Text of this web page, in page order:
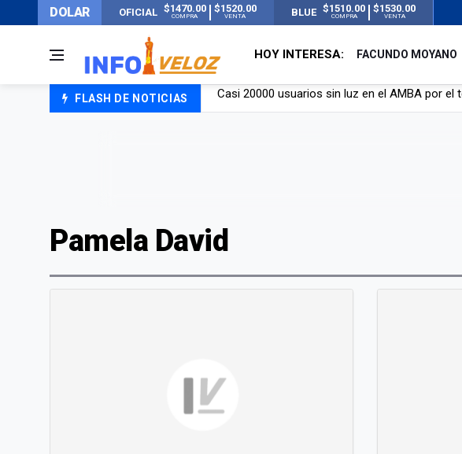
DOLAR OFICIAL $1470.00
COMPRA
$1520.00
VENTA BLUE $1510.00
COMPRA
$1530.00
VENTA
HOY INTERESA: FACUNDO MOYANO
FLASH DE NOTICIAS
Candela Arizaga rompió el silencio tras el
Pamela David